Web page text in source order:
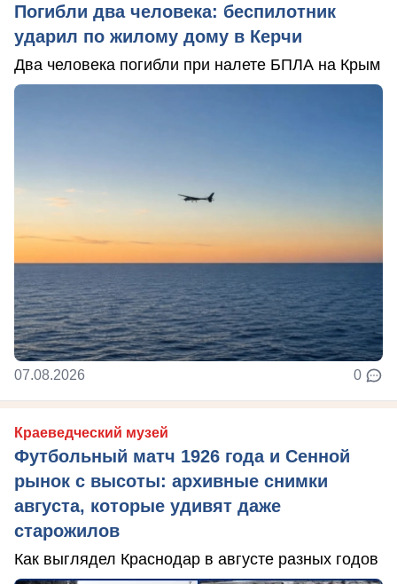
Погибли два человека: беспилотник
ударил по жилому дому в Керчи
Два человека погибли при налете БПЛА на Крым
07.08.2026 0
Краеведческий музей
Футбольный матч 1926 года и Сенной
рынок с высоты: архивные снимки
августа, которые удивят даже
старожилов
Как выглядел Краснодар в августе разных годов